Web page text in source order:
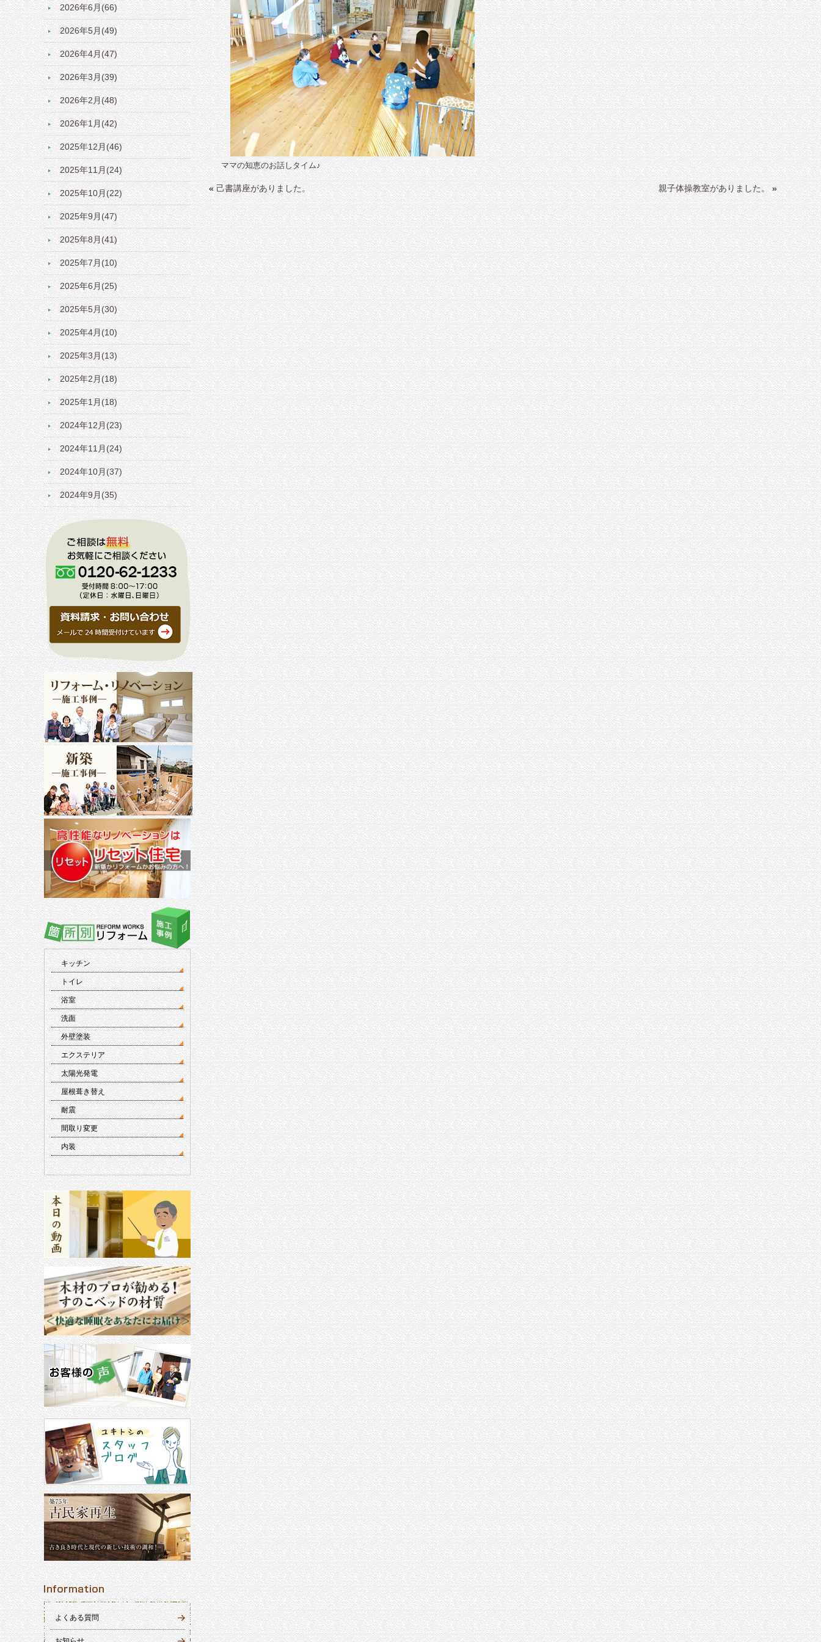
ママの知恵のお話しタイム♪
«己書講座がありました。 親子体操教室がありました。»
2026年6月(66)
2026年5月(49)
2026年4月(47)
2026年3月(39)
2026年2月(48)
2026年1月(42)
2025年12月(46)
2025年11月(24)
2025年10月(22)
2025年9月(47)
2025年8月(41)
2025年7月(10)
2025年6月(25)
2025年5月(30)
2025年4月(10)
2025年3月(13)
2025年2月(18)
2025年1月(18)
2024年12月(23)
2024年11月(24)
2024年10月(37)
2024年9月(35)
キッチン
トイレ
浴室
洗面
外壁塗装
エクステリア
太陽光発電
屋根葺き替え
耐震
間取り変更
内装
よくある質問